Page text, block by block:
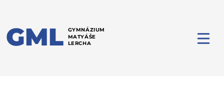
GML GYMNÁZIUM
MATYÁŠE
LERCHA